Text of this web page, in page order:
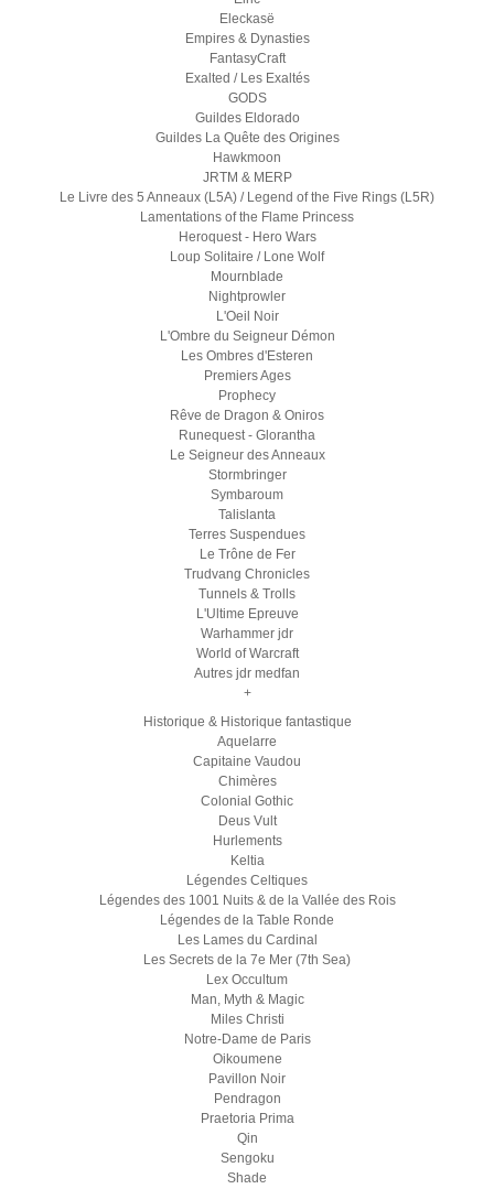
Eleckasë
Empires & Dynasties
FantasyCraft
Exalted / Les Exaltés
GODS
Guildes Eldorado
Guildes La Quête des Origines
Hawkmoon
JRTM & MERP
Le Livre des 5 Anneaux (L5A) / Legend of the Five Rings (L5R)
Lamentations of the Flame Princess
Heroquest - Hero Wars
Loup Solitaire / Lone Wolf
Mournblade
Nightprowler
L'Oeil Noir
L'Ombre du Seigneur Démon
Les Ombres d'Esteren
Premiers Ages
Prophecy
Rêve de Dragon & Oniros
Runequest - Glorantha
Le Seigneur des Anneaux
Stormbringer
Symbaroum
Talislanta
Terres Suspendues
Le Trône de Fer
Trudvang Chronicles
Tunnels & Trolls
L'Ultime Epreuve
Warhammer jdr
World of Warcraft
Autres jdr medfan
+
Historique & Historique fantastique
Aquelarre
Capitaine Vaudou
Chimères
Colonial Gothic
Deus Vult
Hurlements
Keltia
Légendes Celtiques
Légendes des 1001 Nuits & de la Vallée des Rois
Légendes de la Table Ronde
Les Lames du Cardinal
Les Secrets de la 7e Mer (7th Sea)
Lex Occultum
Man, Myth & Magic
Miles Christi
Notre-Dame de Paris
Oikoumene
Pavillon Noir
Pendragon
Praetoria Prima
Qin
Sengoku
Shade